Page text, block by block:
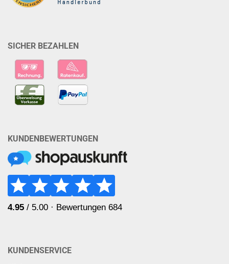
SICHER BEZAHLEN
KUNDENBEWERTUNGEN
KUNDENSERVICE